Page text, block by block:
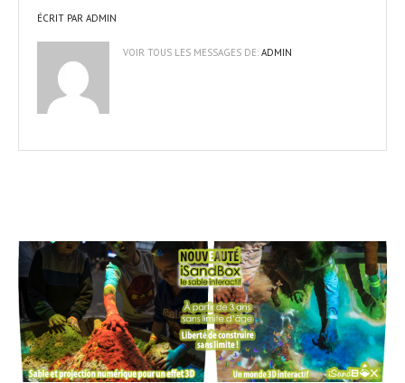
ÉCRIT PAR ADMIN
VOIR TOUS LES MESSAGES DE: ADMIN